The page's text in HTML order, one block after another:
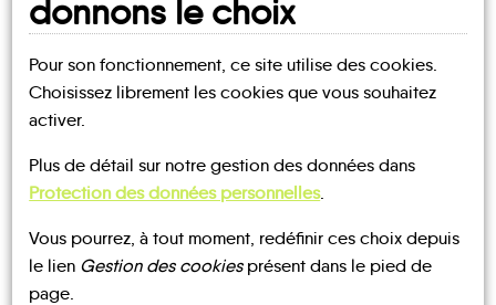
Saint-Siméon
UN AVIS, UN TÉMOIGNAGE
donnons le choix
Pour son fonctionnement, ce site utilise des cookies.
Choisissez librement les cookies que vous souhaitez
activer.
Plus de détail sur notre gestion des données dans
Protection des données personnelles.
Vous pourrez, à tout moment, redéfinir ces choix depuis
le lien Gestion des cookiesprésent dans le pied de
page.